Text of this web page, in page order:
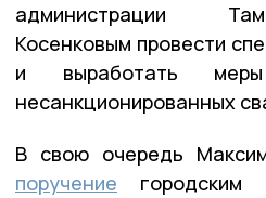
администрации
Косенковым провести
и выработать
несанкционированных
В свою очередь
поручение городским